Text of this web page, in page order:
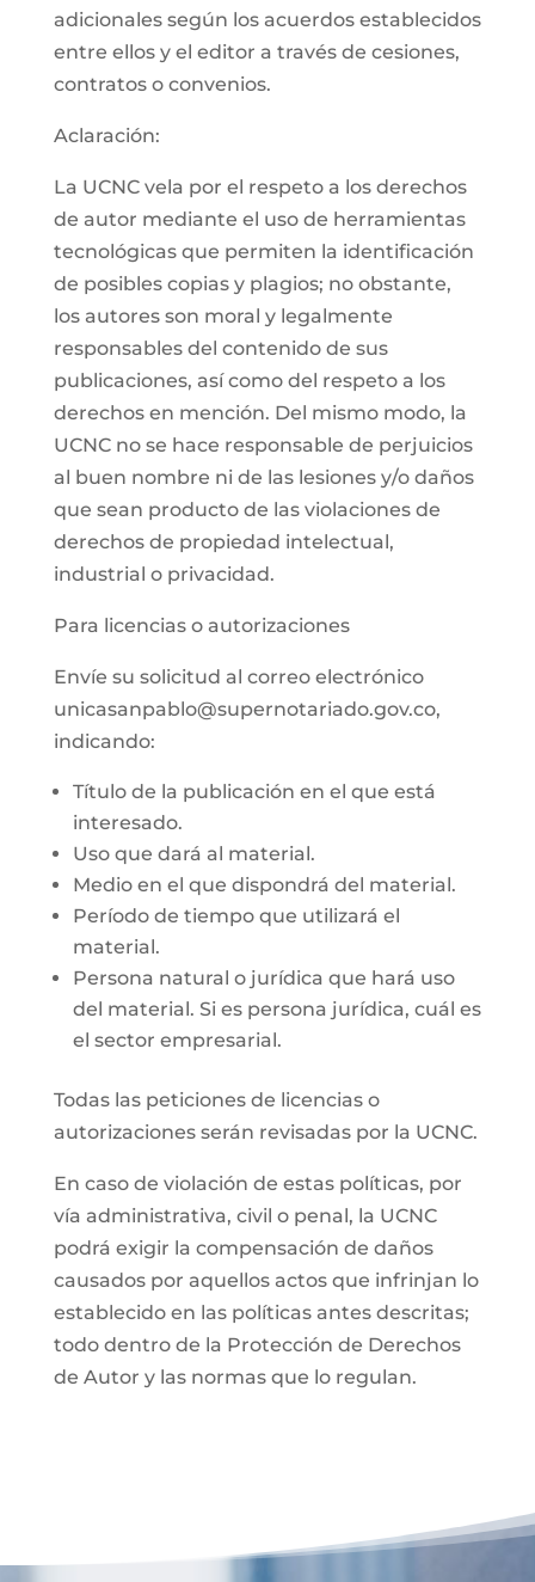
adicionales según los acuerdos establecidos
entre ellos y el editor a través de cesiones,
contratos o convenios.
Aclaración:
La UCNC vela por el respeto a los derechos
de autor mediante el uso de herramientas
tecnológicas que permiten la identificación
de posibles copias y plagios; no obstante,
los autores son moral y legalmente
responsables del contenido de sus
publicaciones, así como del respeto a los
derechos en mención. Del mismo modo, la
UCNC no se hace responsable de perjuicios
al buen nombre ni de las lesiones y/o daños
que sean producto de las violaciones de
derechos de propiedad intelectual,
industrial o privacidad.
Para licencias o autorizaciones
Envíe su solicitud al correo electrónico
unicasanpablo@supernotariado.gov.co,
indicando:
Título de la publicación en el que está
interesado.
Uso que dará al material.
Medio en el que dispondrá del material.
Período de tiempo que utilizará el
material.
Persona natural o jurídica que hará uso
del material. Si es persona jurídica, cuál es
el sector empresarial.
Todas las peticiones de licencias o
autorizaciones serán revisadas por la UCNC.
En caso de violación de estas políticas, por
vía administrativa, civil o penal, la UCNC
podrá exigir la compensación de daños
causados por aquellos actos que infrinjan lo
establecido en las políticas antes descritas;
todo dentro de la Protección de Derechos
de Autor y las normas que lo regulan.